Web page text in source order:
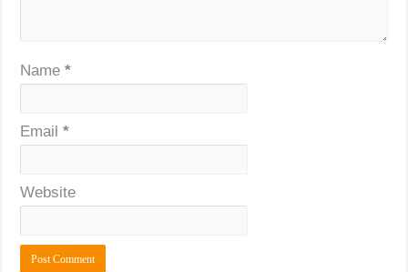
Name*
Email*
Website